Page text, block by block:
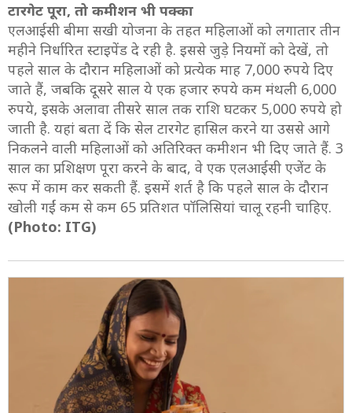
टारगेट पूरा, तो कमीशन भी पक्का
एलआईसी बीमा सखी योजना के तहत महिलाओं को लगातार तीन
महीने निर्धारित स्टाइपेंड दे रही है. इससे जुड़े नियमों को देखें, तो
पहले साल के दौरान महिलाओं को प्रत्येक माह 7,000 रुपये दिए
जाते हैं, जबकि दूसरे साल ये एक हजार रुपये कम मंथली 6,000
रुपये, इसके अलावा तीसरे साल तक राशि घटकर 5,000 रुपये हो
जाती है. यहां बता दें कि सेल टारगेट हासिल करने या उससे आगे
निकलने वाली महिलाओं को अतिरिक्त कमीशन भी दिए जाते हैं. 3
साल का प्रशिक्षण पूरा करने के बाद, वे एक एलआईसी एजेंट के
रूप में काम कर सकती हैं. इसमें शर्त है कि पहले साल के दौरान
खोली गईं कम से कम 65 प्रतिशत पॉलिसियां चालू रहनी चाहिए.
(Photo: ITG)